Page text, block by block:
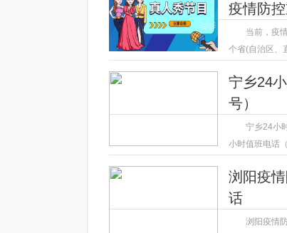
疫情防控
当前，疫
个省(自治区、
宁乡24
号）
宁乡24小
小时值班电话
浏阳疫
话
浏阳疫情